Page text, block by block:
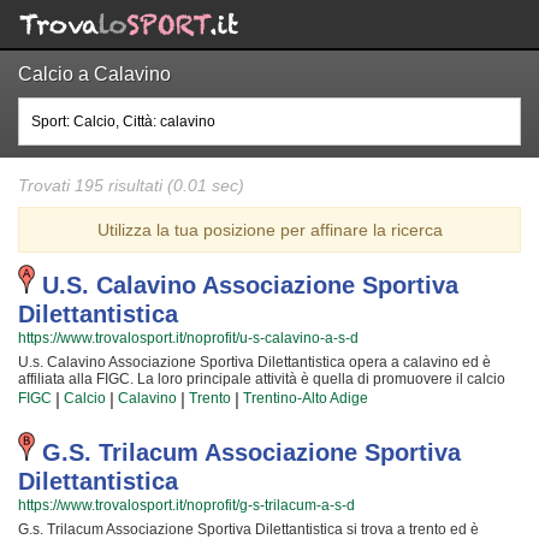
Calcio a Calavino
Trovati 195 risultati (0.01 sec)
Utilizza la tua posizione per affinare la ricerca
U.s. Calavino Associazione Sportiva
Dilettantistica
https://www.trovalosport.it/noprofit/u-s-calavino-a-s-d
U.s. Calavino Associazione Sportiva Dilettantistica opera a calavino ed è
affiliata alla FIGC. La loro principale attività è quella di promuovere il calcio
organizzando corsi rivolti a bambini e ragazzi. U.s. Calavino Associazione
Sportiva Dilettantistica è radicata nella comunità di calavino e al loro interno
sono cresciute generazioni di bambini e ragazzi che hanno imparato i valori
fondamentali dello sport e l'importanza del lavoro di squadra. I loro istruttori
di calcio sono tra i più esperti e qualificati della zona e sono sicuramente i
più adatti a sviluppare il talento dei bambini che iniziano a giocare e dei
ragazzi che vogliono raggiungere livelli di eccellenza. Per questo motivo U.s.
Calavino Associazione Sportiva Dilettantistica sarà felice di accogliere anche
tuo figlio all'interno dell'associazione, perché possa raggiungere il successo
FIGC | Calcio | Calavino | Trento | Trentino-Alto Adige
G.s. Trilacum Associazione Sportiva
Dilettantistica
https://www.trovalosport.it/noprofit/g-s-trilacum-a-s-d
G.s. Trilacum Associazione Sportiva Dilettantistica si trova a trento ed è